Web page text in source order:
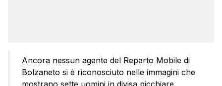
Ancora nessun agente del Reparto Mobile di
Bolzaneto si è riconosciuto nelle immagini che
mostrano sette uomini in divisa picchiare